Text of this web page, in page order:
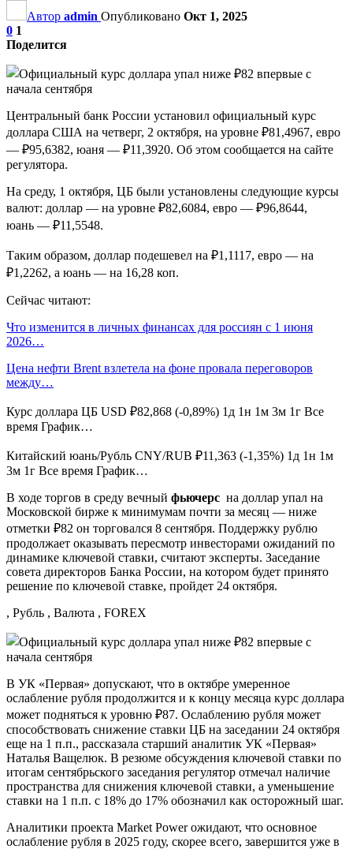
Автор admin Опубликовано Окт 1, 2025
0 1
Поделится
Центральный банк России установил официальный курс
доллара США на четверг, 2 октября, на уровне ₽81,4967, евро
— ₽95,6382, юаня — ₽11,3920. Об этом сообщается на сайте
регулятора.
На среду, 1 октября, ЦБ были установлены следующие курсы
валют: доллар — на уровне ₽82,6084, евро — ₽96,8644,
юань — ₽11,5548.
Таким образом, доллар подешевел на ₽1,1117, евро — на
₽1,2262, а юань — на 16,28 коп.
Сейчас читают:
Что изменится в личных финансах для россиян с 1 июня
2026…
Цена нефти Brent взлетела на фоне провала переговоров
между…
Курс доллара ЦБ USD ₽82,868 (-0,89%) 1д 1н 1м 3м 1г Все
время График…
Китайский юань/Рубль CNY/RUB ₽11,363 (-1,35%) 1д 1н 1м
3м 1г Все время График…
В ходе торгов в среду вечный фьючерс на доллар упал на
Московской бирже к минимумам почти за месяц — ниже
отметки ₽82 он торговался 8 сентября. Поддержку рублю
продолжает оказывать пересмотр инвесторами ожиданий по
динамике ключевой ставки, считают эксперты. Заседание
совета директоров Банка России, на котором будет принято
решение по ключевой ставке, пройдет 24 октября.
, Рубль , Валюта , FOREX
В УК «Первая» допускают, что в октябре умеренное
ослабление рубля продолжится и к концу месяца курс доллара
может подняться к уровню ₽87. Ослаблению рубля может
способствовать снижение ставки ЦБ на заседании 24 октября
еще на 1 п.п., рассказала старший аналитик УК «Первая»
Наталья Ващелюк. В резюме обсуждения ключевой ставки по
итогам сентябрьского заседания регулятор отмечал наличие
пространства для снижения ключевой ставки, а уменьшение
ставки на 1 п.п. с 18% до 17% обозначил как осторожный шаг.
Аналитики проекта Market Power ожидают, что основное
ослабление рубля в 2025 году, скорее всего, завершится уже в